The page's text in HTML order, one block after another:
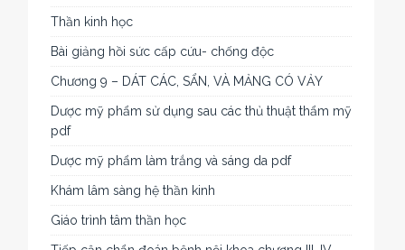
Thần kinh học
Bài giảng hồi sức cấp cứu- chống độc
Chương 9 – DÁT CÁC, SẨN, VÀ MẢNG CÓ VẢY
Dược mỹ phẩm sử dụng sau các thủ thuật thẩm mỹ
pdf
Dược mỹ phẩm làm trắng và sáng da pdf
Khám lâm sàng hệ thần kinh
Giáo trình tâm thần học